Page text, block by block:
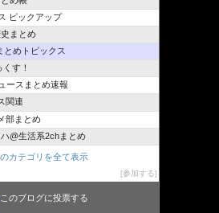
ピックアップ
史まとめ
とめトピックス
す！
ースまとめ速報
関連
部まとめ
@生活系2chまとめ
のカテゴリを全て表示
参加する
このブログに投票する